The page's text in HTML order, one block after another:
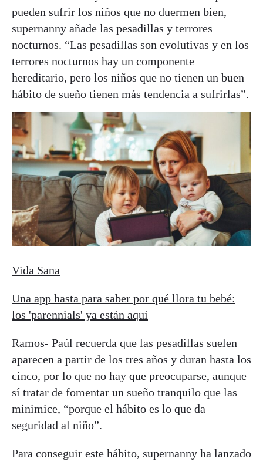
pueden sufrir los niños que no duermen bien,
supernanny añade las pesadillas y terrores
nocturnos. “Las pesadillas son evolutivas y en los
terrores nocturnos hay un componente
hereditario, pero los niños que no tienen un buen
hábito de sueño tienen más tendencia a sufrirlas”.
Vida Sana
Una app hasta para saber por qué llora tu bebé:
los 'parennials' ya están aquí
Ramos- Paúl recuerda que las pesadillas suelen
aparecen a partir de los tres años y duran hasta los
cinco, por lo que no hay que preocuparse, aunque
sí tratar de fomentar un sueño tranquilo que las
minimice, “porque el hábito es lo que da
seguridad al niño”.
Para conseguir este hábito, supernanny ha lanzado